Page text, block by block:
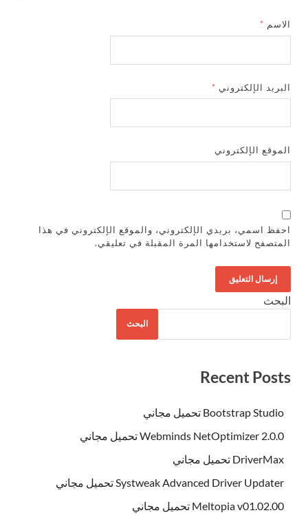
الاسم *
البريد الإلكتروني *
الموقع الإلكتروني
احفظ اسمي، بريدي الإلكتروني، والموقع الإلكتروني في هذا
المتصفح لاستخدامها المرة المقبلة في تعليقي.
البحث
البحث
Recent Posts
Bootstrap Studio تحميل مجاني
Webminds NetOptimizer 2.0.0 تحميل مجاني
DriverMax تحميل مجاني
Systweak Advanced Driver Updater تحميل مجاني
Meltopia v01.02.00 تحميل مجاني